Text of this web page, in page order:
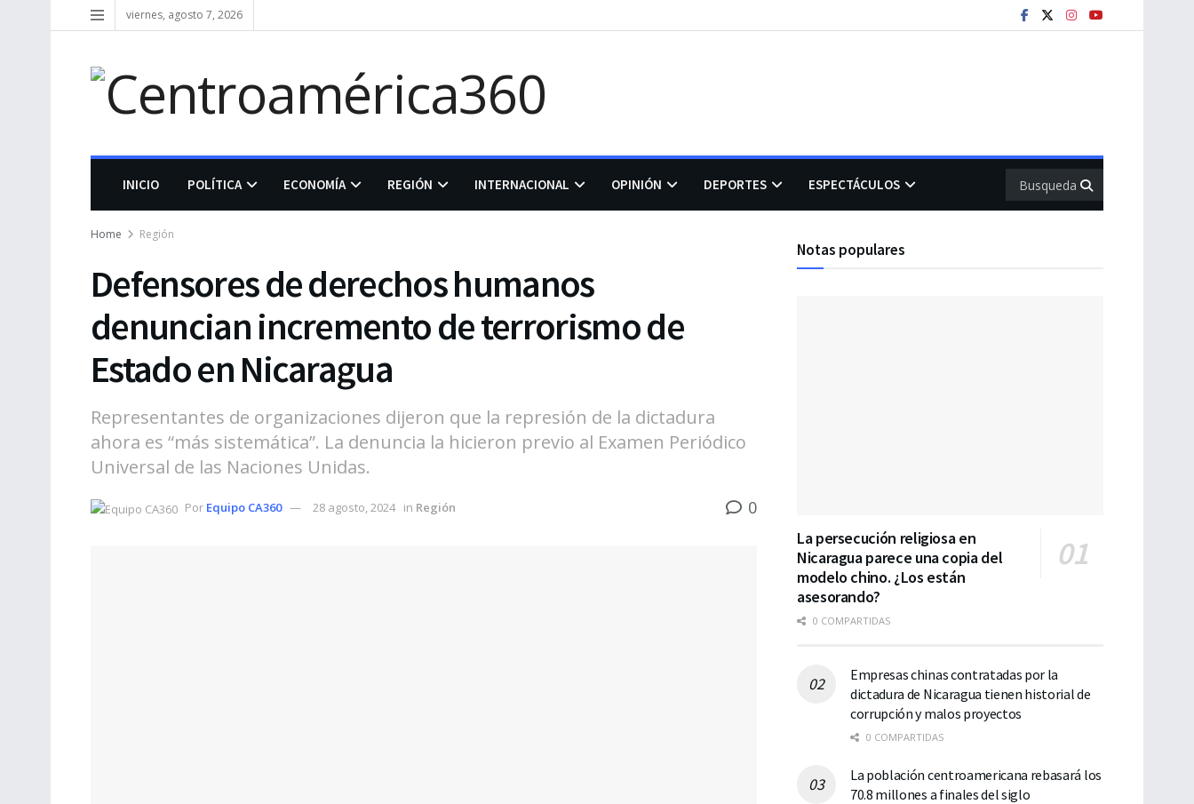
viernes, agosto 7, 2026
INICIO POLÍTICA ECONOMÍA REGIÓN INTERNACIONAL OPINIÓN DEPORTES ESPECTÁCULOS
Home Región
Defensores de derechos humanos
denuncian incremento de terrorismo de
Estado en Nicaragua
Representantes de organizaciones dijeron que la represión de la dictadura
ahora es “más sistemática”. La denuncia la hicieron previo al Examen Periódico
Universal de las Naciones Unidas.
Por Equipo CA360 28 agosto, 2024 in Región 0
Notas populares
La persecución religiosa en
Nicaragua parece una copia del
modelo chino. ¿Los están
asesorando?
0 COMPARTIDAS
Empresas chinas contratadas por la
dictadura de Nicaragua tienen historial de
corrupción y malos proyectos
0 COMPARTIDAS
La población centroamericana rebasará los
70.8 millones a finales del siglo